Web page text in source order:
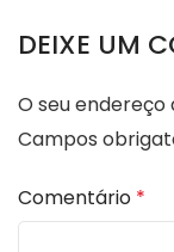
DEIXE UM
O seu
Campos
Comentário *